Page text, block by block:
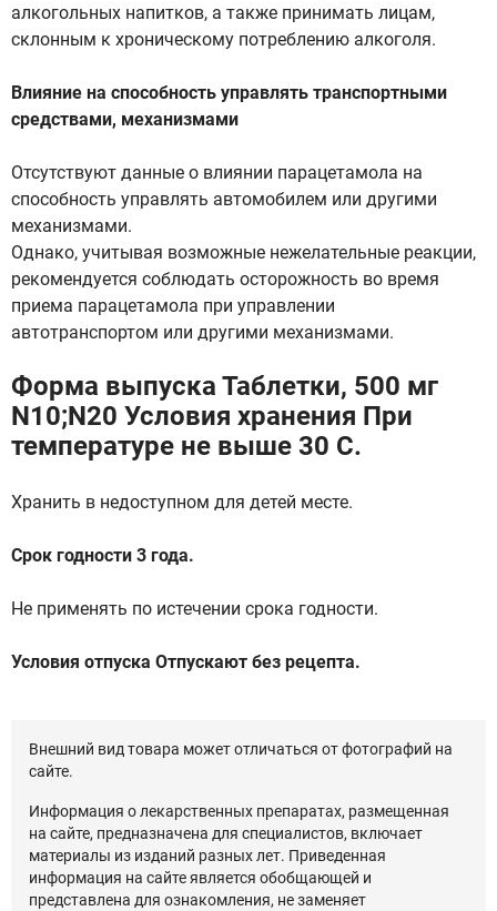
алкогольных напитков, а также принимать лицам,
склонным к хроническому потреблению алкоголя.
Влияние на способность управлять транспортными
средствами, механизмами
Отсутствуют данные о влиянии парацетамола на
способность управлять автомобилем или другими
механизмами.
Однако, учитывая возможные нежелательные реакции,
рекомендуется соблюдать осторожность во время
приема парацетамола при управлении
автотранспортом или другими механизмами.
Форма выпуска Таблетки, 500 мг
N10;N20 Условия хранения При
температуре не выше 30 С.
Хранить в недоступном для детей месте.
Срок годности 3 года.
Не применять по истечении срока годности.
Условия отпуска Отпускают без рецепта.
Внешний вид товара может отличаться от фотографий на
сайте.
Информация о лекарственных препаратах, размещенная
на сайте, предназначена для специалистов, включает
материалы из изданий разных лет. Приведенная
информация на сайте является обобщающей и
представлена для ознакомления, не заменяет